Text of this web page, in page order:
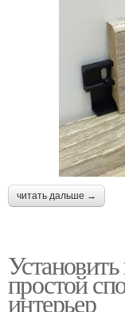
читать дальше →
простой
интерьер